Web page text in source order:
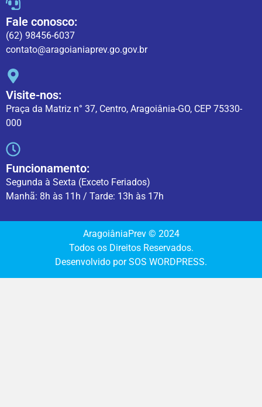
Fale conosco:
(62) 98456-6037
contato@aragoianiaprev.go.gov.br
Visite-nos:
Praça da Matriz n° 37, Centro, Aragoiânia-GO, CEP 75330-
000
Funcionamento:
Segunda à Sexta (Exceto Feriados)
Manhã: 8h às 11h / Tarde: 13h às 17h
AragoiâniaPrev © 2024
Todos os Direitos Reservados.
Desenvolvido por SOS WORDPRESS.